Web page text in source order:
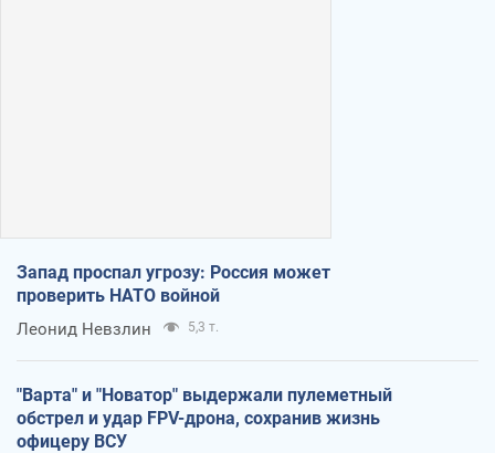
Запад проспал угрозу: Россия может
проверить НАТО войной
Леонид Невзлин 5,3 т.
"Варта" и "Новатор" выдержали пулеметный
обстрел и удар FPV-дрона, сохранив жизнь
офицеру ВСУ